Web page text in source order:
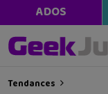
ADOS
Tendances